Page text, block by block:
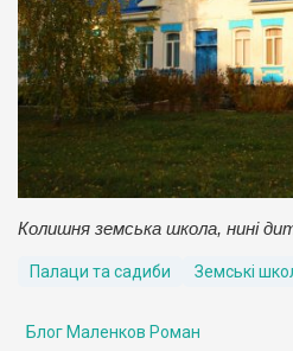
Колишня земська школа, нині
Палаци та садиби Земські
Блог Маленков Роман